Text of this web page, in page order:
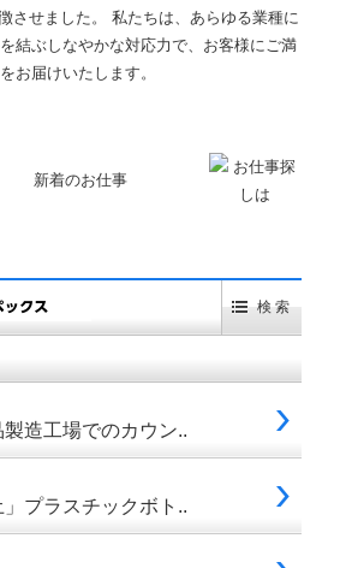
させました。 私たちは、あらゆる業種に
結ぶしなやかな対応力で、お客様にご満
お届けいたします。